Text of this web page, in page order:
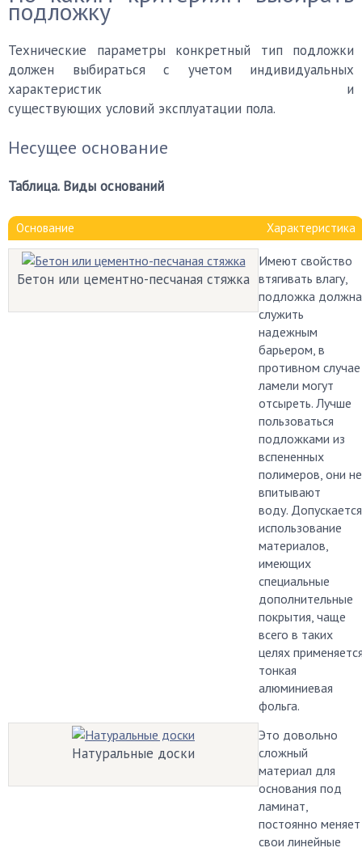
подложку
Технические параметры конкретный тип подложки
должен выбираться с учетом индивидуальных
характеристик и
существующих условий эксплуатации пола.
Несущее основание
Таблица. Виды оснований
Основание Характеристика
Бетон или цементно-песчаная стяжка
Имеют свойство
втягивать влагу,
подложка должна
служить
надежным
барьером, в
противном случае
ламели могут
отсыреть. Лучше
пользоваться
подложками из
вспененных
полимеров, они не
впитывают
воду. Допускается
использование
материалов,
имеющих
специальные
дополнительные
покрытия, чаще
всего в таких
целях
тонкая
алюминиевая
фольга.
Натуральные доски
Это довольно
сложный
материал для
основания под
ламинат,
постоянно меняет
свои линейные